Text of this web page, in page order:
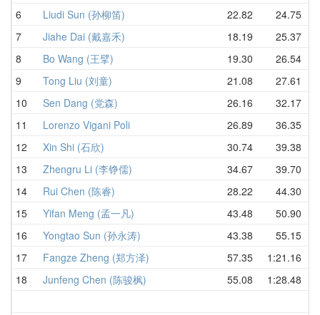
6
Liudi Sun (孙柳笛) 22.82 24.75
7
Jiahe Dai (戴嘉禾) 18.19 25.37
8
Bo Wang (王擘) 19.30 26.54
9
Tong Liu (刘童) 21.08 27.61
10
Sen Dang (党森) 26.16 32.17
11
Lorenzo Vigani Poli 26.89 36.35
12
Xin Shi (石欣) 30.74 39.38
13
Zhengru Li (李铮儒) 34.67 39.70
14
Rui Chen (陈睿) 28.22 44.30
15
Yifan Meng (孟一凡) 43.48 50.90
16
Yongtao Sun (孙永涛) 43.38 55.15
17
Fangze Zheng (郑方泽) 57.35 1:21.16
18
Junfeng Chen (陈骏枫) 55.08 1:28.48